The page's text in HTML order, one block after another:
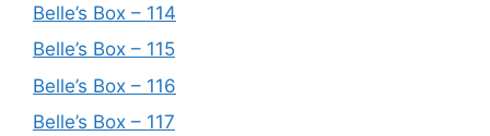
Belle’s Box – 114
Belle’s Box – 115
Belle’s Box – 116
Belle’s Box – 117